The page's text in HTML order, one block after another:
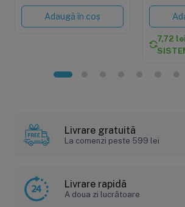
Adaugă în coș
7,72 lei
Livrare gratuită
La comenzi peste 599 lei
Livrare rapidă
A doua zi lucrătoare